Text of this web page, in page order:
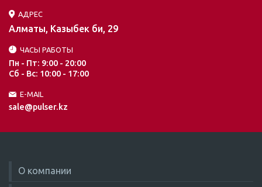
АДРЕС
Алматы, Казыбек би, 29
ЧАСЫ РАБОТЫ
Пн - Пт: 9:00 - 20:00
Сб - Вс: 10:00 - 17:00
E-MAIL
sale@pulser.kz
О компании